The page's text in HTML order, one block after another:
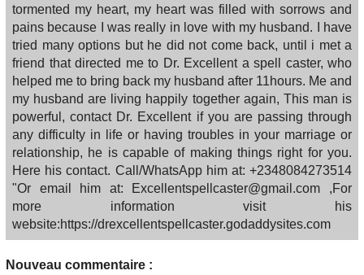
tormented my heart, my heart was filled with sorrows and
pains because I was really in love with my husband. I have
tried many options but he did not come back, until i met a
friend that directed me to Dr. Excellent a spell caster, who
helped me to bring back my husband after 11hours. Me and
my husband are living happily together again, This man is
powerful, contact Dr. Excellent if you are passing through
any difficulty in life or having troubles in your marriage or
relationship, he is capable of making things right for you.
Here his contact. Call/WhatsApp him at: +2348084273514
"Or email him at: Excellentspellcaster@gmail.com ,For
more information visit his
website:https://drexcellentspellcaster.godaddysites.com
Nouveau commentaire :